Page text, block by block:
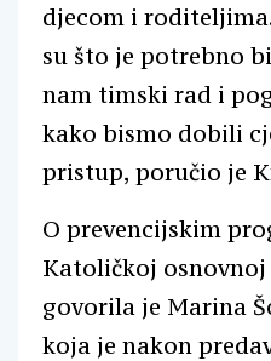
djecom i
su što je potrebno
nam timski rad i
kako bismo dobili
pristup, poručio je
O prevencijskim
Katoličkoj osnovnoj
govorila je Marina
koja je nakon